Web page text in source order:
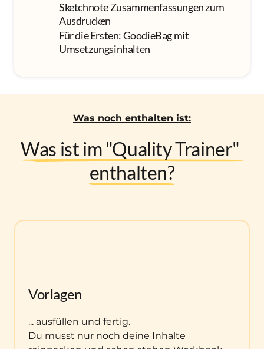
Sketchnote Zusammenfassungen zum
Ausdrucken
Für die Ersten: GoodieBag mit
Umsetzungsinhalten
Was noch enthalten ist:
Was ist im "Quality
enthalten?
Vorlagen
... ausfüllen und fertig.
Du musst nur noch deine Inhalte